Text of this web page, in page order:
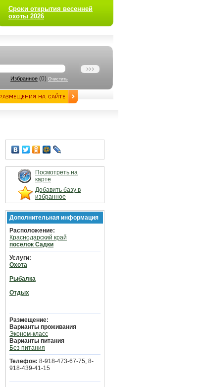
Сроки открытия весенней
охоты 2026
Избранное (0) Очистить
Посмотреть на
карте
Добавить базу в
избранное
Дополнительная информация
Расположение:
Краснодарский край
поселок Садки
Услуги:
Охота
Рыбалка
Отдых
Размещение:
Варианты проживания
Эконом-класс
Варианты питания
Без питания
Телефон: 8-918-473-67-75, 8-
918-439-41-15